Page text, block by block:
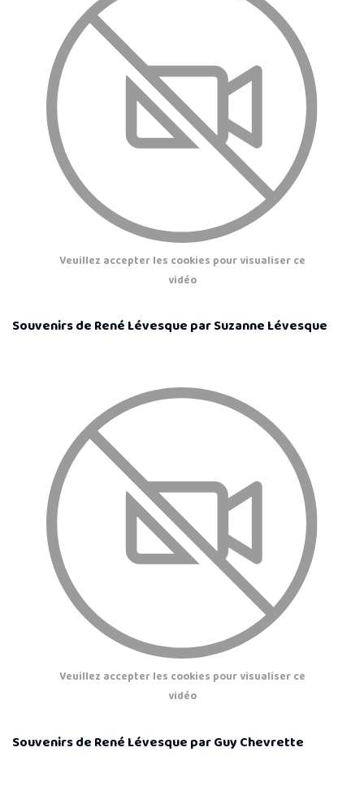
Veuillez accepter les cookies pour visualiser ce
vidéo
Souvenirs de René Lévesque par Suzanne Lévesque
Veuillez accepter les cookies pour visualiser ce
vidéo
Souvenirs de René Lévesque par Guy Chevrette